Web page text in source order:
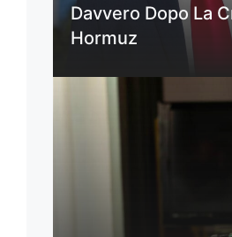
Davvero Dopo La
Hormuz